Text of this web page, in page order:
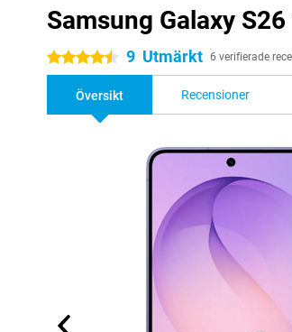
Samsung Galaxy
4.5 stjärnor 9 Utmärkt 6 verifierade
Översikt Recensioner